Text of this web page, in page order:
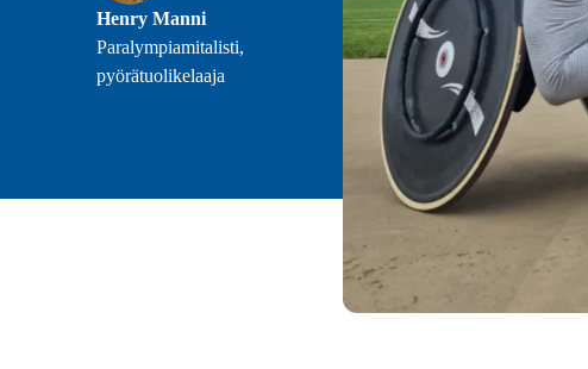
Henry Manni
Paralympiamitalisti,
pyörätuolikelaaja